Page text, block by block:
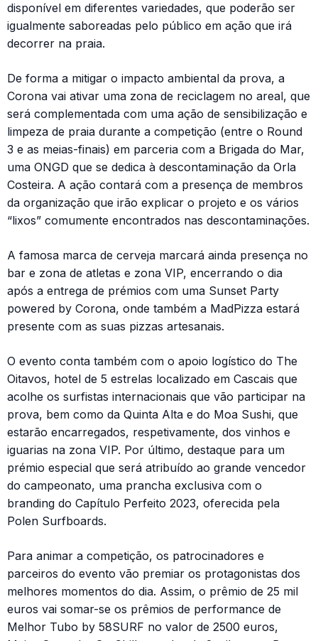
disponível em diferentes variedades, que poderão ser
igualmente saboreadas pelo público em ação que irá
decorrer na praia.
De forma a mitigar o impacto ambiental da prova, a
Corona vai ativar uma zona de reciclagem no areal, que
será complementada com uma ação de sensibilização e
limpeza de praia durante a competição (entre o Round
3 e as meias-finais) em parceria com a Brigada do Mar,
uma ONGD que se dedica à descontaminação da Orla
Costeira. A ação contará com a presença de membros
da organização que irão explicar o projeto e os vários
“lixos” comumente encontrados nas descontaminações.
A famosa marca de cerveja marcará ainda presença no
bar e zona de atletas e zona VIP, encerrando o dia
após a entrega de prémios com uma Sunset Party
powered by Corona, onde também a MadPizza estará
presente com as suas pizzas artesanais.
O evento conta também com o apoio logístico do The
Oitavos, hotel de 5 estrelas localizado em Cascais que
acolhe os surfistas internacionais que vão participar na
prova, bem como da Quinta Alta e do Moa Sushi, que
estarão encarregados, respetivamente, dos vinhos e
iguarias na zona VIP. Por último, destaque para um
prémio especial que será atribuído ao grande vencedor
do campeonato, uma prancha exclusiva com o
branding do Capítulo Perfeito 2023, oferecida pela
Polen Surfboards.
Para animar a competição, os patrocinadores e
parceiros do evento vão premiar os protagonistas dos
melhores momentos do dia. Assim, o prêmio de 25 mil
euros vai somar-se os prêmios de performance de
Melhor Tubo by 58SURF no valor de 2500 euros,